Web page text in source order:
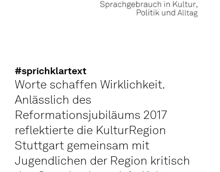
#sprichklartext
Worte schaffen Wirklichkeit.
Anlässlich des
Reformationsjubiläums 2017
reflektierte die KulturRegion
Stuttgart gemeinsam mit
Jugendlichen der Region kritisch